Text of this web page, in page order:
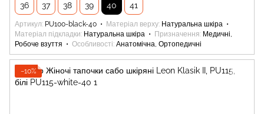
36 37 38 39 40 41
Артикул PU100-black-40 Матеріал верху Натуральна шкіра
Матеріал підкладки Натуральна шкіра Призначення Медичні,
Робоче взуття
Особливості Анатомічна, Ортопедичні
−10%